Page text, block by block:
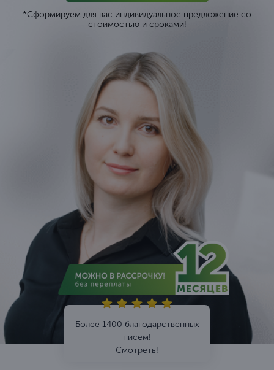
*Сформируем для вас индивидуальное предложение со
стоимостью и сроками!
Более 1400 благодарственных
писем!
Смотреть!